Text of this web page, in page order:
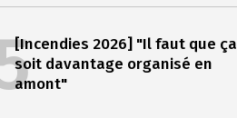
[Incendies 2026] "Il faut que ça
soit davantage organisé en
amont"